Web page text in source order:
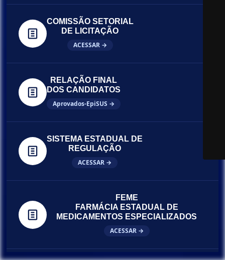
COMISSÃO SETORIAL
DE LICITAÇÃO
ACESSAR →
RELAÇÃO FINAL
DOS CANDIDATOS
Aprovados-EpiSUS →
SISTEMA ESTADUAL DE
REGULAÇÃO
ACESSAR →
FEME
FARMÁCIA ESTADUAL DE
MEDICAMENTOS ESPECIALIZADOS
ACESSAR →